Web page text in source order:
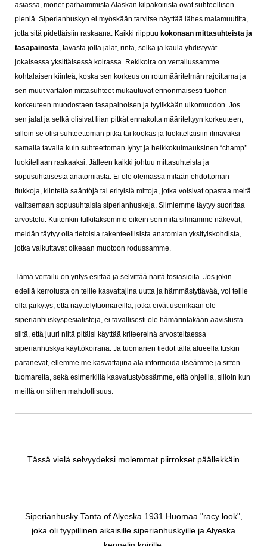
asiassa, monet parhaimmista Alaskan kilpakoirista ovat suhteellisen
pieniä. Siperianhuskyn ei myöskään tarvitse näyttää lähes malamuutilta,
jotta sitä pidettäisiin raskaana. Kaikki riippuu kokonaan mittasuhteista ja
tasapainosta, tavasta jolla jalat, rinta, selkä ja kaula yhdistyvät
jokaisessa yksittäisessä koirassa. Rekikoira on vertailussamme
kohtalaisen kiinteä, koska sen korkeus on rotumääritelmän rajoittama ja
sen muut vartalon mittasuhteet mukautuvat erinonmaisesti tuohon
korkeuteen muodostaen tasapainoisen ja tyylikkään ulkomuodon. Jos
sen jalat ja selkä olisivat liian pitkät ennakolta määriteltyyn korkeuteen,
silloin se olisi suhteettoman pitkä tai kookas ja luokiteltaisiin ilmavaksi
samalla tavalla kuin suhteettoman Iyhyt ja heikkokulmauksinen “champ’’
luokitellaan raskaaksi. Jälleen kaikki johtuu mittasuhteista ja
sopusuhtaisesta anatomiasta. Ei ole olemassa mitään ehdottoman
tiukkoja, kiinteitä saäntöjä tai erityisiä mittoja, jotka voisivat opastaa meitä
valitsemaan sopusuhtaisia siperianhuskeja. Silmiemme täytyy suorittaa
arvostelu. Kuitenkin tulkitaksemme oikein sen mitä silmämme näkevät,
meidän täytyy olla tietoisia rakenteellisista anatomian yksityiskohdista,
jotka vaikuttavat oikeaan muotoon rodussamme.
Tämä vertailu on yritys esittää ja selvittää näitä tosiasioita. Jos jokin
edellä kerrotusta on teille kasvattajina uutta ja hämmästyttävää, voi teille
olla järkytys, että näyttelytuomareilla, jotka eivät useinkaan ole
siperianhuskyspesialisteja, ei tavallisesti ole hämärintäkään aavistusta
siitä, että juuri niitä pitäisi käyttää kriteereinä arvosteltaessa
siperianhuskya käyttökoirana. Ja tuomarien tiedot tällä alueella tuskin
paranevat, ellemme me kasvattajina ala informoida itseämme ja sitten
tuomareita, sekä esimerkillä kasvatustyössämme, että ohjeilla, silloin kun
meillä on siihen mahdollisuus.
Tässä vielä selvyydeksi molemmat piirrokset päällekkäin
Siperianhusky Tanta of Alyeska 1931 Huomaa "racy look",
joka oli tyypillinen aikaisille siperianhuskyille ja Alyeska